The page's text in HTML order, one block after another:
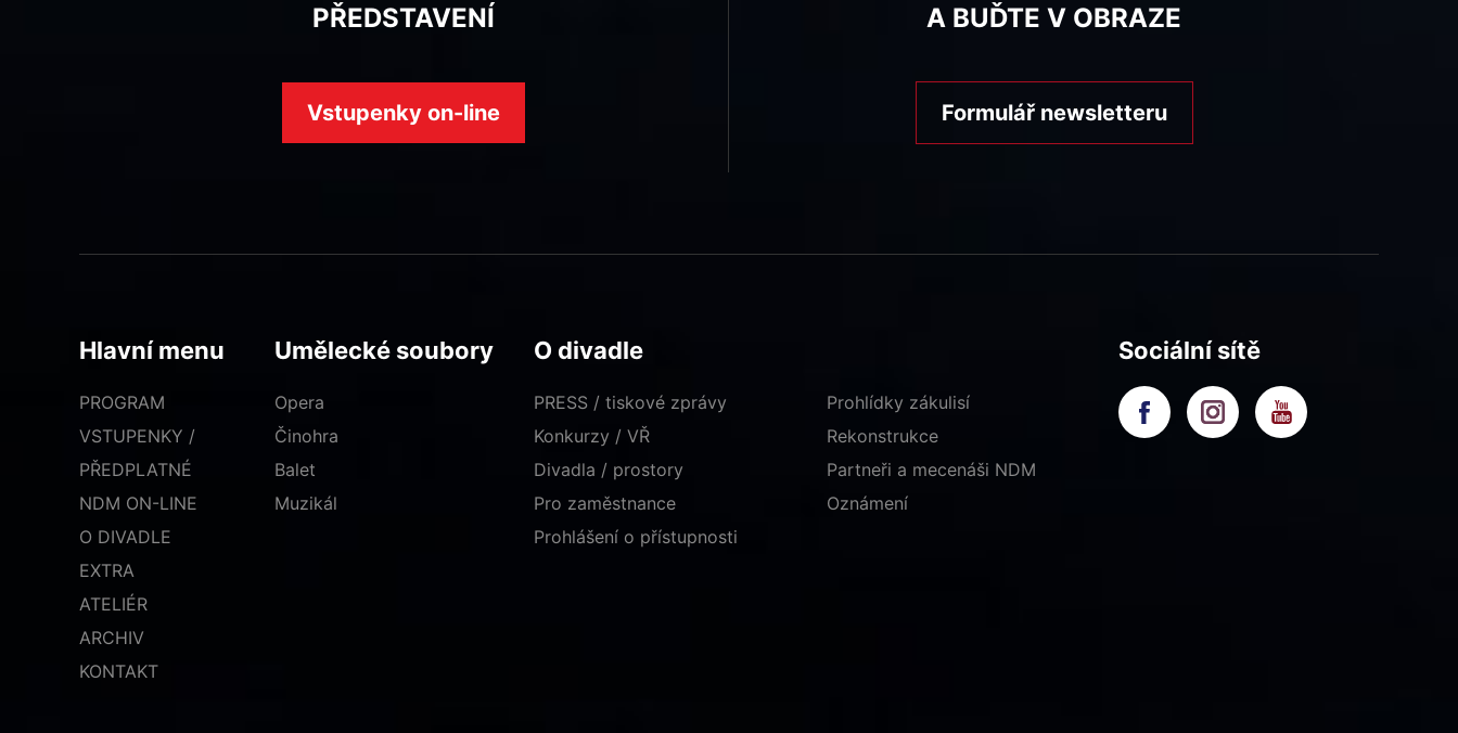
PŘEDSTAVENÍ
Vstupenky on-line
A BUĎTE V OBRAZE
Formulář newsletteru
Hlavní menu
PROGRAM
VSTUPENKY /
PŘEDPLATNÉ
NDM ON-LINE
O DIVADLE
EXTRA
ATELIÉR
ARCHIV
KONTAKT
Umělecké soubory
Opera
Činohra
Balet
Muzikál
O divadle
PRESS / tiskové zprávy
Konkurzy / VŘ
Divadla / prostory
Prohlídky zákulisí
Rekonstrukce
Partneři a mecenáši NDM
Pro zaměstnance
Oznámení
Prohlášení o přístupnosti
Sociální sítě